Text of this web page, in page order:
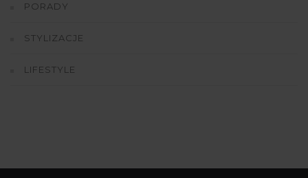
PORADY
STYLIZACJE
LIFESTYLE